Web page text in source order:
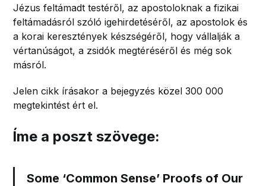
Jézus feltámadt testéről, az apostoloknak a fizikai
feltámadásról szóló igehirdetéséről, az apostolok és
a korai keresztények készségéről, hogy vállalják a
vértanúságot, a zsidók megtéréséről és még sok
másról.
Jelen cikk írásakor a bejegyzés közel 300 000
megtekintést ért el.
Íme a poszt szövege:
Some ‘Common Sense’ Proofs of Our